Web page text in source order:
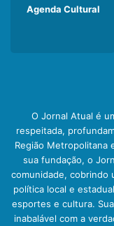
Agenda Cultural
O Jornal Atual é
respeitada,
Região Metropolitana
sua fundação, o
comunidade, cobrindo
política local e
esportes e cultura.
inabalável com a